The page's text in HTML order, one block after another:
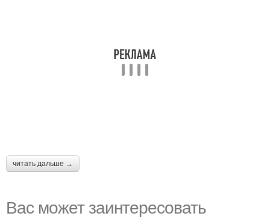
читать дальше →
Вас может заинтересовать